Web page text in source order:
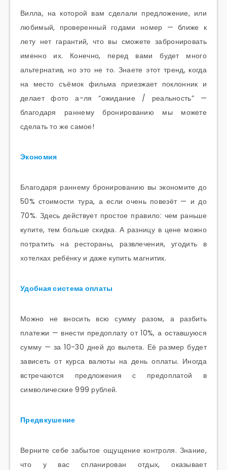
Вилла, на которой вам сделали предложение, или
любимый, проверенный годами номер — ближе к
лету нет гарантий, что вы сможете забронировать
именно их. Конечно, перед вами будет много
альтернатив, но это не то. Знаете этот тренд, когда
на место съёмок фильма приезжает поклонник и
делает фото а-ля “ожидание / реальность” —
благодаря раннему бронированию мы можете
сделать то же самое!
Экономия
Благодаря раннему бронированию вы экономите до
50% стоимости тура, а если очень повезёт — и до
70%. Здесь действует простое правило: чем раньше
купите, тем больше скидка. А разницу в цене можно
потратить на рестораны, развлечения, угодить в
хотелках ребёнку и даже купить магнитик.
Удобная система оплаты
Можно не вносить всю сумму разом, а разбить
платежи — внести предоплату от 10%, а оставшуюся
сумму — за 10-30 дней до вылета. Её размер будет
зависеть от курса валюты на день оплаты. Иногда
встречаются предложения с предоплатой в
символические 999 рублей.
Предвкушение
Верните себе забытое ощущение контроля. Знание,
что у вас спланирован отдых, оказывает